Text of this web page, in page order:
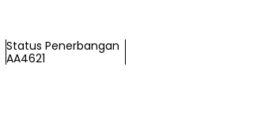
Status Penerbangan
AA4621